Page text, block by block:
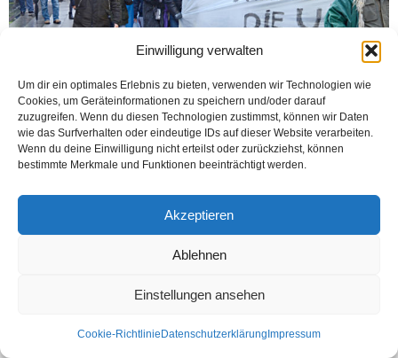
Einwilligung verwalten
Um dir ein optimales Erlebnis zu bieten, verwenden wir Technologien wie
Cookies, um Geräteinformationen zu speichern und/oder darauf
zuzugreifen. Wenn du diesen Technologien zustimmst, können wir Daten
wie das Surfverhalten oder eindeutige IDs auf dieser Website verarbeiten.
Wenn du deine Einwilligung nicht erteilst oder zurückziehst, können
bestimmte Merkmale und Funktionen beeinträchtigt werden.
Akzeptieren
Ablehnen
Einstellungen ansehen
Cookie-Richtlinie Datenschutzerklärung Impressum
BIELEFELD (Öztürk) Çin Halk Cumhuriyeti, Doğu Türkistan’da Uygur
Türkleri’ne uyguladığı iddia edilen zulüm Bielefeld’de protesto edildi. Tren Garı
meydanında toplanan, ellerinde Doğu Türkistan ve...
Datenschutzerklärung